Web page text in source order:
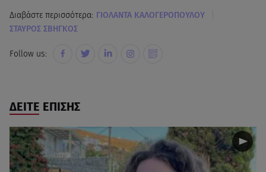
Διαβάστε περισσότερα: ΓΙΟΛΑΝΤΑ ΚΑΛΟΓΕΡΟΠΟΥΛΟΥ
ΣΤΑΥΡΟΣ ΣΒΗΓΚΟΣ
Follow us:
ΔΕΙΤΕ ΕΠΙΣΗΣ